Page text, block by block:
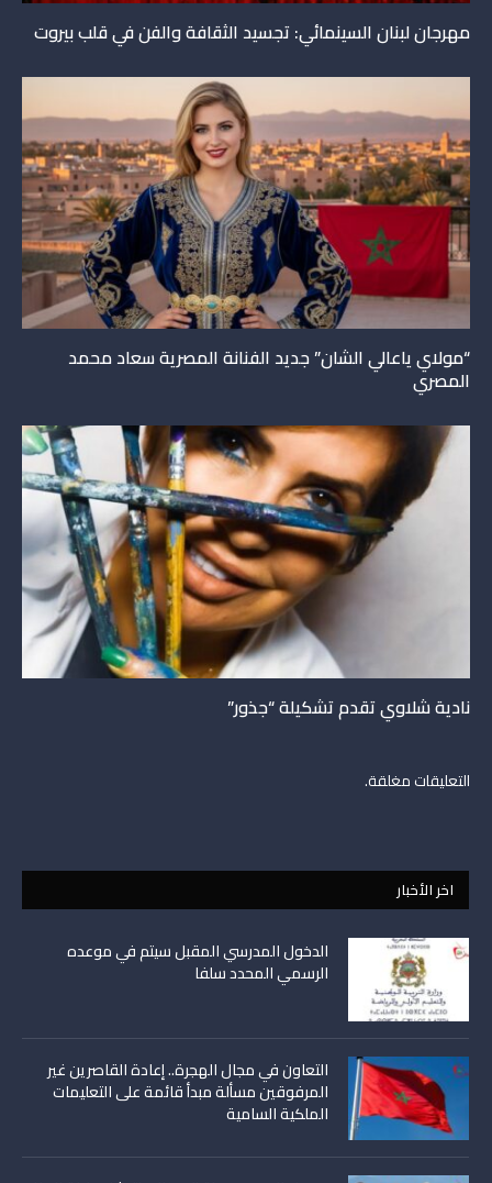
مهرجان لبنان السينمائي: تجسيد الثقافة والفن في قلب بيروت
“مولاي ياعالي الشان” جديد الفنانة المصرية سعاد محمد
المصري
نادية شلاوي تقدم تشكيلة “جذور”
التعليقات مغلقة.
اخر الأخبار
الدخول المدرسي المقبل سیتم في موعده
الرسمي المحدد سلفا
التعاون في مجال الهجرة.. إعادة القاصرين غير
المرفوقين مسألة مبدأ قائمة على التعليمات
الملكية السامية